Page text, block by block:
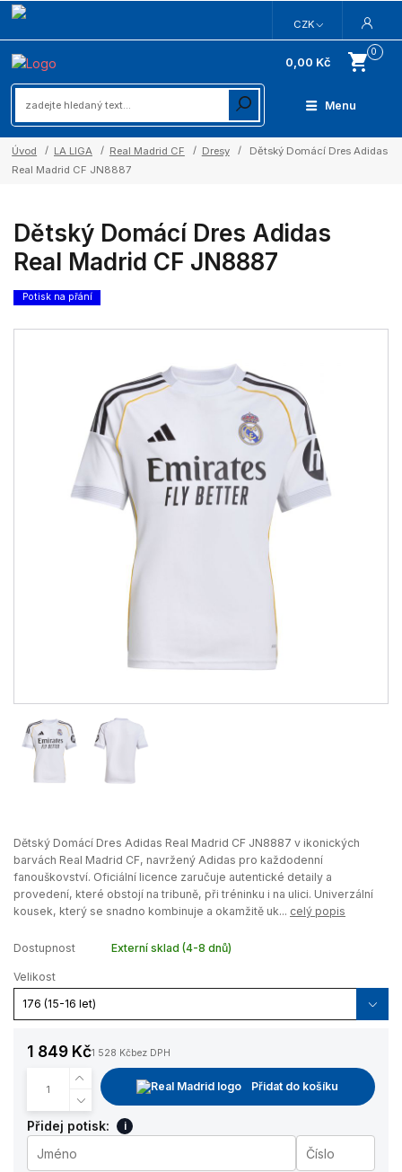
Menu
CZK
0
0,00 Kč
Úvod LA LIGA Real Madrid CF Dresy
Dětský Domácí Dres Adidas
Real Madrid CF JN8887
Dětský Domácí Dres Adidas
Real Madrid CF JN8887
Potisk na přání
Dětský Domácí Dres Adidas Real Madrid CF JN8887 v ikonických
barvách Real Madrid CF, navržený Adidas pro každodenní
fanouškovství. Oficiální licence zaručuje autentické detaily a
provedení, které obstojí na tribuně, při tréninku i na ulici. Univerzální
kousek, který se snadno kombinuje a okamžitě uk... celý popis
Dostupnost Externí sklad (4-8 dnů)
Velikost
1 849 Kč1 528 Kčbez DPH
Přidat do košíku
Přidej potisk: i